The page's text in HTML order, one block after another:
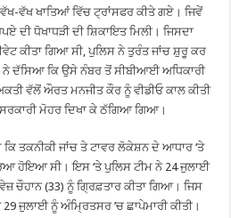
ਵੱਖ ਖਾਤਿਆਂ ਵਿੱਚ ਟ੍ਰਾਂਸਫਰ ਕੀਤੇ ਗਏ। ਜਿਵੇਂ
ਦੀ ਧੋਖਾਧੜੀ ਦੀ ਸ਼ਿਕਾਇਤ ਮਿਲੀ। ਜਿਸਦਾ
ਕੀਤਾ ਗਿਆ ਸੀ, ਪੁਲਿਸ ਨੇ ਤੁਰੰਤ ਜਾਂਚ ਸ਼ੁਰੂ ਕਰ
ਨੇ ਦੱਸਿਆ ਕਿ ਉਸੇ ਨੰਬਰ ਤੋਂ ਸੀਬੀਆਈ ਅਧਿਕਾਰੀ
ਵੱਲੋਂ ਔਰਤ ਮਨਜੀਤ ਕੌਰ ਨੂੰ ਵੀਡੀਓ ਕਾਲ ਕੀਤੀ
ਮੋਹਰ ਦਿਖਾ ਕੇ ਠੱਗਿਆ ਗਿਆ।
ਕਿ ਤਕਨੀਕੀ ਜਾਂਚ ਤੇ ਟਾਵਰ ਲੋਕੇਸ਼ਨ ਦੇ ਆਧਾਰ ‘ਤੇ
ਹੋਇਆ ਸੀ। ਇਸ ‘ਤੇ ਪੁਲਿਸ ਟੀਮ ਨੇ 24 ਜੁਲਾਈ
ਚੌਹਾਨ (33) ਨੂੰ ਗ੍ਰਿਫ਼ਤਾਰ ਕੀਤਾ ਗਿਆ। ਜਿਸ
ਜੁਲਾਈ ਨੂੰ ਅੰਮ੍ਰਿਤਸਰ ’ਚ ਛਾਪੇਮਾਰੀ ਕੀਤੀ।